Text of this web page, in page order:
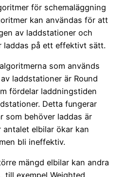
för schemaläggning
kan användas för att
av laddstationer och
laddas på ett effektivt sätt.
som används
laddstationer är Round
fördelar laddningstiden
Detta fungerar
som behöver laddas är
elbilar ökar kan
bli ineffektiv.
mängd elbilar kan andra